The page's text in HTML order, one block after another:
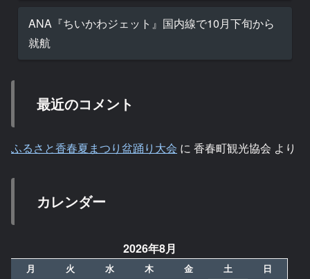
ANA『ちいかわジェット』国内線で10月下旬から
就航
最近のコメント
ふるさと香春夏まつり盆踊り大会 に 香春町観光協会 より
カレンダー
2026年8月
月 火 水 木 金 土 日